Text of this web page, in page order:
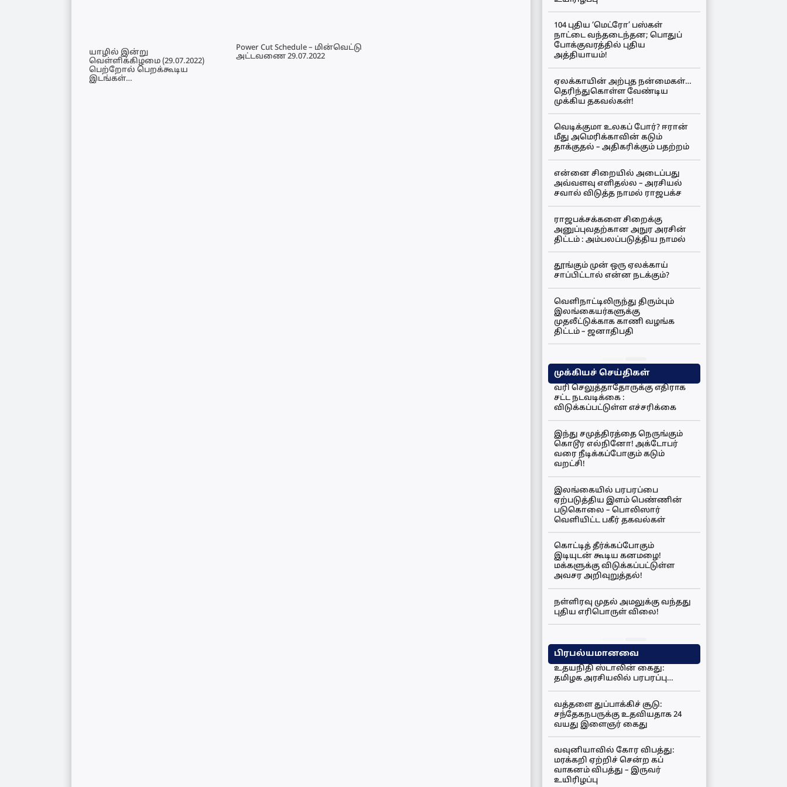
யாழில் இன்று
வெள்ளிக்கிழமை (29.07.2022)
பெற்றோல் பெறக்கூடிய
இடங்கள்…
Power Cut Schedule – மின்வெட்டு
அட்டவணை 29.07.2022
104 புதிய ‘மெட்ரோ’ பஸ்கள்
நாட்டை வந்தடைந்தன; பொதுப்
போக்குவரத்தில் புதிய
அத்தியாயம்!
ஏலக்காயின் அற்புத நன்மைகள்…
தெரிந்துகொள்ள வேண்டிய
முக்கிய தகவல்கள்!
வெடிக்குமா உலகப் போர்? ஈரான்
மீது அமெரிக்காவின் கடும்
தாக்குதல் – அதிகரிக்கும் பதற்றம்
என்னை சிறையில் அடைப்பது
அவ்வளவு எளிதல்ல – அரசியல்
சவால் விடுத்த நாமல் ராஜபக்ச
ராஜபக்சக்களை சிறைக்கு
அனுப்புவதற்கான அநுர அரசின்
திட்டம் : அம்பலப்படுத்திய நாமல்
தூங்கும் முன் ஒரு ஏலக்காய்
சாப்பிட்டால் என்ன நடக்கும்?
வெளிநாட்டிலிருந்து திரும்பும்
இலங்கையர்களுக்கு
முதலீட்டுக்காக காணி வழங்க
திட்டம் – ஜனாதிபதி
முக்கியச் செய்திகள்
வரி செலுத்தாதோருக்கு எதிராக
சட்ட நடவடிக்கை :
விடுக்கப்பட்டுள்ள எச்சரிக்கை
இந்து சமுத்திரத்தை நெருங்கும்
கொடூர எல்நினோ! அக்டோபர்
வரை நீடிக்கப்போகும் கடும்
வறட்சி!
இலங்கையில் பரபரப்பை
ஏற்படுத்திய இளம் பெண்ணின்
படுகொலை – பொலிஸார்
வெளியிட்ட பகீர் தகவல்கள்
கொட்டித் தீர்க்கப்போகும்
இடியுடன் கூடிய கனமழை!
மக்களுக்கு விடுக்கப்பட்டுள்ள
அவசர அறிவுறுத்தல்!
நள்ளிரவு முதல் அமலுக்கு வந்தது
புதிய எரிபொருள் விலை!
பிரபல்யமானவை
உதயநிதி ஸ்டாலின் கைது:
தமிழக அரசியலில் பரபரப்பு…
வத்தளை துப்பாக்கிச் சூடு:
சந்தேகநபருக்கு உதவியதாக 24
வயது இளைஞர் கைது
வவுனியாவில் கோர விபத்து:
மரக்கறி ஏற்றிச் சென்ற கப்
வாகனம் விபத்து – இருவர்
உயிரிழப்பு